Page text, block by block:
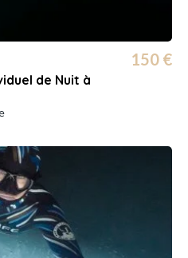
de Nuit à
150 €